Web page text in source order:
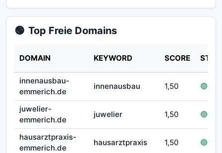
🟢 Top Freie Domains
DOMAIN KEYWORD SCORE
innenausbau-
emmerich.de
innenausbau 1,50 🟢 frei
juwelier-
emmerich.de
juwelier 1,50 🟢 frei
hausarztpraxis-
emmerich.de
hausarztpraxis 1,50 🟢 frei